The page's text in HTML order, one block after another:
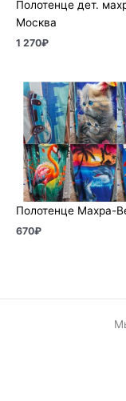
Полотенце дет.
Москва
1 270₽
Полотенце Махра-
670₽